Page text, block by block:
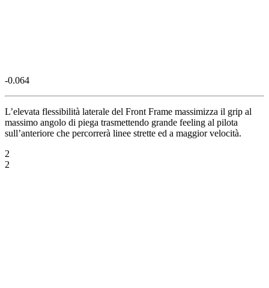
-0.064
L’elevata flessibilità laterale del Front Frame massimizza il grip al
massimo angolo di piega trasmettendo grande feeling al pilota
sull’anteriore che percorrerà linee strette ed a maggior velocità.
2
2